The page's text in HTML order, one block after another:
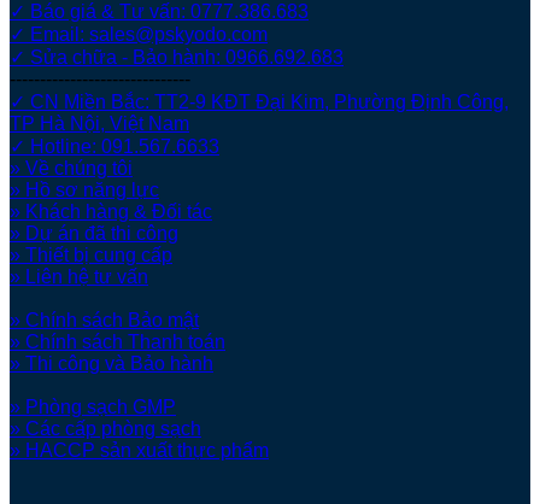
✓ Báo giá & Tư vấn: 0777.386.683
✓ Email: sales@pskyodo.com
✓ Sửa chữa - Bảo hành: 0966.692.683
------------------------------
✓ CN Miền Bắc: TT2-9 KĐT Đại Kim, Phường Định Công,
TP Hà Nội, Việt Nam
✓ Hotline: 091.567.6633
» Về chúng tôi
» Hồ sơ năng lực
» Khách hàng & Đối tác
» Dự án đã thi công
» Thiết bị cung cấp
» Liên hệ tư vấn
» Chính sách Bảo mật
» Chính sách Thanh toán
» Thi công và Bảo hành
» Phòng sạch GMP
» Các cấp phòng sạch
» HACCP sản xuất thực phẩm